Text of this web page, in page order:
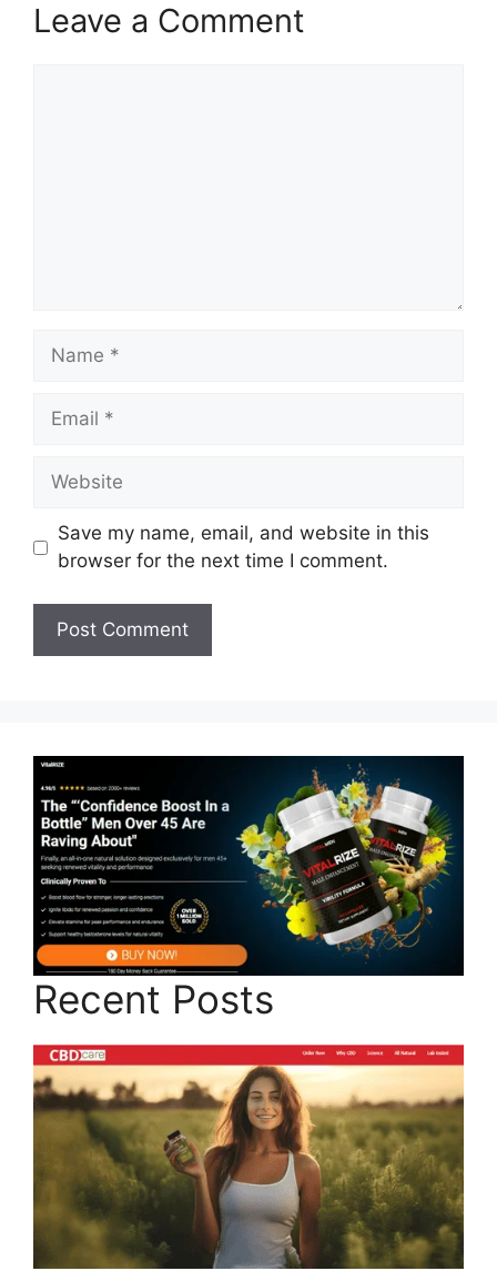
Leave a Comment
Name
Email
Website
Save my name, email, and website in this
browser for the next time I comment.
Recent Posts